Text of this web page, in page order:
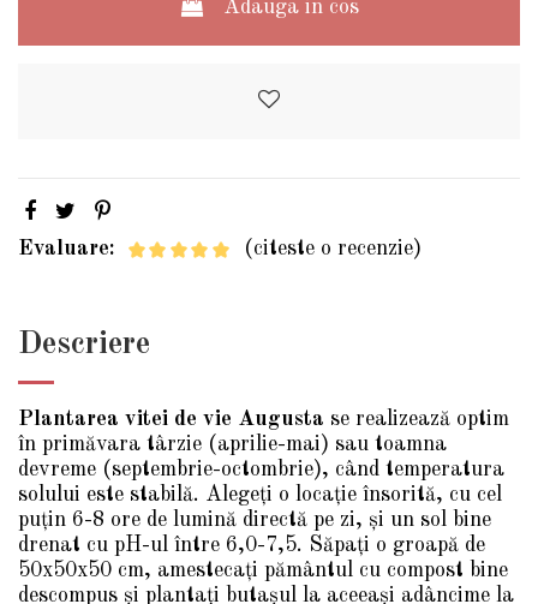
Adauga in cos
Evaluare: (citeste o recenzie)
Descriere
Plantarea vitei de vie Augusta se realizează optim
în primăvara târzie (aprilie-mai) sau toamna
devreme (septembrie-octombrie), când temperatura
solului este stabilă. Alegeți o locație însorită, cu cel
puțin 6-8 ore de lumină directă pe zi, și un sol bine
drenat cu pH-ul între 6,0-7,5. Săpați o groapă de
50x50x50 cm, amestecați pământul cu compost bine
descompus și plantați butașul la aceeași adâncime la